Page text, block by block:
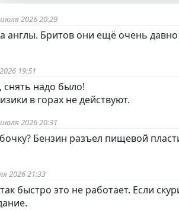
2026 20:29
англы. Бритов они ещё очень
19:51
снять надо было!
в горах не действуют.
2026 20:31
Бензин разъел пищевой
2026 21:33
быстро это не работает. Если